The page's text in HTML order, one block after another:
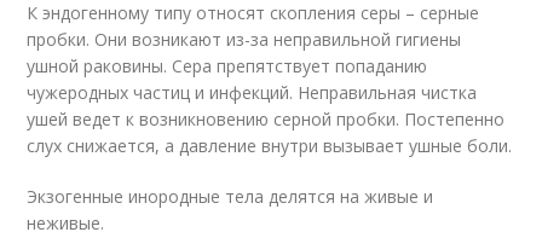
К эндогенному типу относят скопления серы – серные
пробки. Они возникают из-за неправильной гигиены
ушной раковины. Сера препятствует попаданию
чужеродных частиц и инфекций. Неправильная чистка
ушей ведет к возникновению серной пробки. Постепенно
слух снижается, а давление внутри вызывает ушные боли.
Экзогенные инородные тела делятся на живые и
неживые.